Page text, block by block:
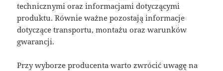
technicznymi oraz informacjami dotyczącymi
produktu. Równie ważne pozostają informacje
dotyczące transportu, montażu oraz warunków
gwarancji.
Przy wyborze producenta warto zwrócić uwagę na